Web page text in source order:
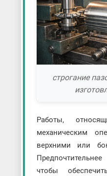
строгание
Работы,
механическим
верхними или
чтобы